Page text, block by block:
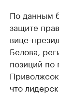
По данным
защите
вице-
Белова,
позиций по
что